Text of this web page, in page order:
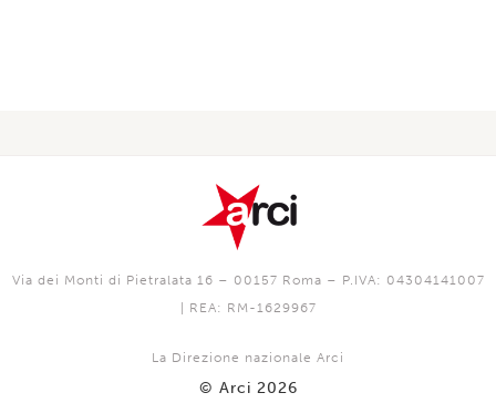
Via dei Monti di Pietralata 16 – 00157 Roma – P.IVA: 04304141007
| REA: RM-1629967
La Direzione nazionale Arci
© Arci 2026